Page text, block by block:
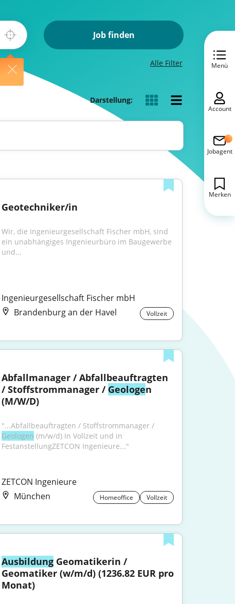
Job finden
Alle Filter
Darstellung:
Geotechniker/in
Wir, die Ingenieurgesellschaft Fischer mbH, sind
ein unabhängiges Ingenieurbüro im Baugewerbe
und...
Ingenieurgesellschaft Fischer mbH
Brandenburg an der Havel
Vollzeit
Abfallmanager / Abfallbeauftragten
/ Stoffstrommanager / Geologen
(M/W/D)
"...Abfallbeauftragten / Stoffstrommanager /
Geologen (m/w/d) In Vollzeit und in
FestanstellungZETCON Ingenieure..."
ZETCON Ingenieure
München
Homeoffice Vollzeit
Ausbildung Geomatikerin /
Geomatiker (w/m/d) (1236.82 EUR pro
Monat)
Menü
Account
Jobagent
Merken